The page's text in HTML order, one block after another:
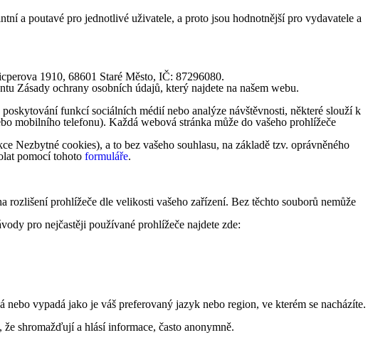
a poutavé pro jednotlivé uživatele, a proto jsou hodnotnější pro vydavatele a
1910, 68601 Staré Město, IČ: 87296080.
Zásady ochrany osobních údajů, který najdete na našem webu.
funkcí sociálních médií nebo analýze návštěvnosti, některé slouží k
mobilního telefonu). Každá webová stránka může do vašeho prohlížeče
Nezbytné cookies), a to bez vašeho souhlasu, na základě tzv. oprávněného
pomocí tohoto formuláře.
prohlížeče dle velikosti vašeho zařízení. Bez těchto souborů nemůže
pro nejčastěji používané prohlížeče najdete zde:
vypadá jako je váš preferovaný jazyk nebo region, ve kterém se nacházíte.
shromažďují a hlásí informace, často anonymně.